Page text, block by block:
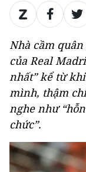
Nhà cầm
của Real
nhất” kể từ
mình, thậm
nghe như
chức”.